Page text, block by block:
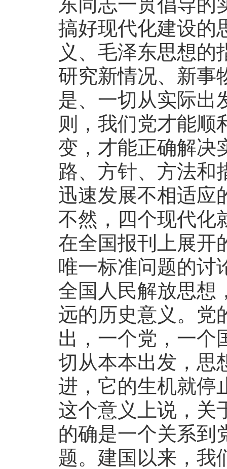
搞好现代化建设的
义、毛泽东思想的
研究新情况、新事
是、一切从实际出
则，我们党才能顺
变，才能正确解决
路、方针、方法和
迅速发展不相适应
不然，四个现代化
在全国报刊上展开
唯一标准问题的讨
全国人民解放思想
远的历史意义。党
出，一个党，一个
切从本本出发，思
进，它的生机就停
这个意义上说，关
的确是一个关系到
题。建国以来，我